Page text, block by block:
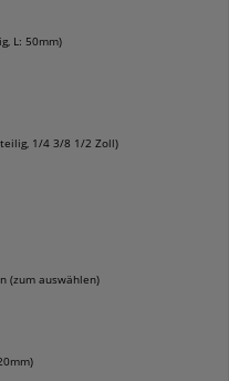
L: 50mm)
1/4 3/8 1/2 Zoll)
(zum auswählen)